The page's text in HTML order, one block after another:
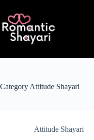
content
Category Attitude Shayari
Attitude Shayari